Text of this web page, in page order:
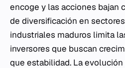
encoge y las acciones bajan
de diversificación en
industriales maduros limita
inversores que buscan
que estabilidad. La